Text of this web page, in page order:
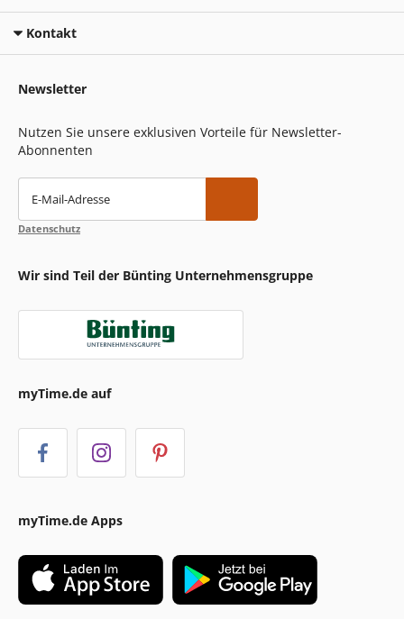
Kontakt
Newsletter
Nutzen Sie unsere exklusiven Vorteile für Newsletter-
Abonnenten
E-Mail-Adresse
Datenschutz
Wir sind Teil der Bünting Unternehmensgruppe
myTime.de auf
myTime.de Apps